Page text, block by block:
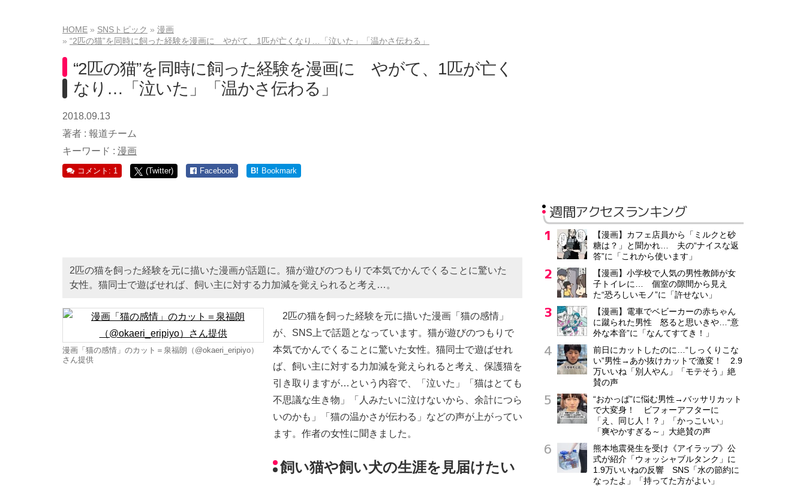
HOME SNSトピック
漫画
“2匹の猫”を同時に飼った経験を漫画に やがて、1匹が亡くなり…「泣いた」「温かさ伝わる」
“2匹の猫”を同時に飼った経験を漫画に やがて、1匹が亡く
なり…「泣いた」「温かさ伝わる」
2018.09.13
著者 : 報道チーム
キーワード : 漫画
コメント: 1 (Twitter) Facebook B! Bookmark
2匹の猫を飼った経験を元に描いた漫画が話題に。猫が遊びのつもりで本気でかんでくることに驚いた
女性。猫同士で遊ばせれば、飼い主に対する力加減を覚えられると考え…。
漫画「猫の感情」のカット＝泉福朗（@okaeri_eripiyo）
さん提供
2匹の猫を飼った経験を元に描いた漫画「猫の感情」
が、SNS上で話題となっています。猫が遊びのつもりで
本気でかんでくることに驚いた女性。猫同士で遊ばせれ
ば、飼い主に対する力加減を覚えられると考え、保護猫を
引き取りますが…という内容で、「泣いた」「猫はとても
不思議な生き物」「人みたいに泣けないから、余計につら
いのかも」「猫の温かさが伝わる」などの声が上がってい
ます。作者の女性に聞きました。
飼い猫や飼い犬の生涯を見届けたい
週間アクセスランキング
【漫画】カフェ店員から「ミルクと砂
糖は？」と聞かれ… 夫の“ナイスな返
答”に「これから使います」
【漫画】小学校で人気の男性教師が女
子トイレに… 個室の隙間から見え
た“恐ろしいモノ”に「許せない」
【漫画】電車でベビーカーの赤ちゃん
に蹴られた男性 怒ると思いきや…“意
外な本音”に「なんてすてき！」
前日にカットしたのに…“しっくりこな
い”男性→あか抜けカットで激変！ 2.9
万いいね「別人やん」「モテそう」絶
賛の声
“おかっぱ”に悩む男性→バッサリカット
で大変身！ ビフォーアフターに
「え、同じ人！？」「かっこいい」
「爽やかすぎる～」大絶賛の声
熊本地震発生を受け《アイラップ》公
式が紹介「ウォッシャブルタンク」に
1.9万いいねの反響 SNS「水の節約に
なったよ」「持ってた方がよい」